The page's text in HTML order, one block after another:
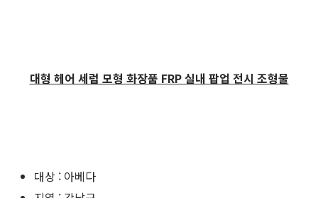
대형 헤어 세럼 모형 화장품 FRP 실내 팝업 전시 조형물
대상 : 아베다